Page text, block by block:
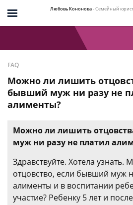
Любовь Кононова- Семейный
FAQ
Можно ли лишить
бывший муж ни разу не
алименты?
Можно ли лишить
муж ни разу не платил
Здравствуйте. Хотела
отцовство, если бывший муж
алименты и в воспитании
участие? Ребенку 5 лет и